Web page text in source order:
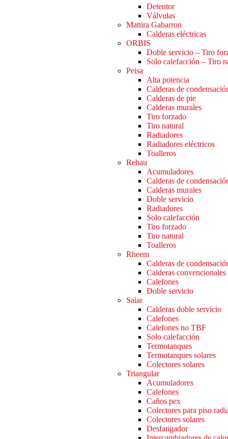
Detentor
Válvulas
Mattira Gabarron
Calderas eléctricas
ORBIS
Doble servicio – Tiro
Solo calefacción – Tiro
Peisa
Alta potencia
Calderas de
Calderas de pie
Calderas murales
Tiro forzado
Tiro natural
Radiadores
Radiadores eléctricos
Toalleros
Rehau
Acumuladores
Calderas de
Calderas murales
Doble servicio
Radiadores
Solo calefacción
Tiro forzado
Tiro natural
Toalleros
Rheem
Calderas de
Calderas convencionales
Calefones
Doble servicio
Saiar
Calderas doble servicio
Calefones
Calefones no TBF
Solo calefacción
Termotanques
Termotanques solares
Colectores solares
Triangular
Acumuladores
Calefones
Caños pex
Colectores para piso
Colectores solares
Desfangador